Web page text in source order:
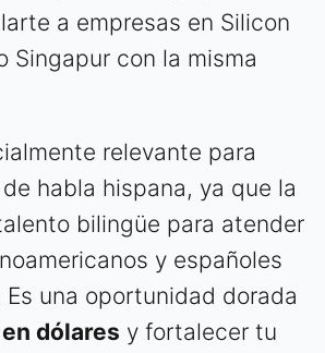
a empresas en Silicon
Singapur con la misma
relevante para
habla hispana, ya que la
bilingüe para atender
y españoles
Es una oportunidad dorada
dólares y fortalecer tu